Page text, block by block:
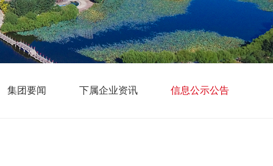
集团要闻 下属企业资讯 信息公示公告